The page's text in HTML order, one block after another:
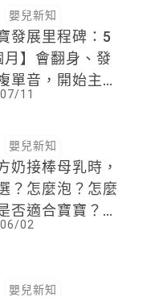
嬰兒新知
發展里程碑：5
月】會翻身、發
單音，開始主動
者互動、玩耍，
識到肢體存在
11
嬰兒新知
奶接棒母乳時，
？怎麼泡？怎麼
否適合寶寶？怎
？讓寶寶喝出健
02
嬰兒新知